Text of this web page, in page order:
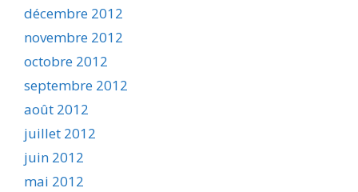
décembre 2012
novembre 2012
octobre 2012
septembre 2012
août 2012
juillet 2012
juin 2012
mai 2012